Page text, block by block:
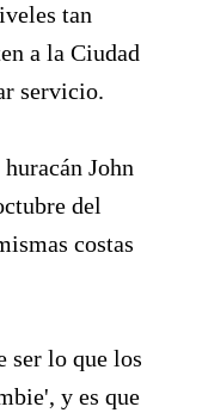
tan
a la Ciudad
servicio.
John
del
costas
ser lo que los
y es que